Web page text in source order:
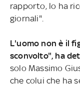
rapporto, lo ha
giornali".
L'uomo non è il
sconvolto", ha
solo Massimo
che colui che ha